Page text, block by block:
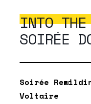
INTO
SOIRÉE
Soirée
Voltaire